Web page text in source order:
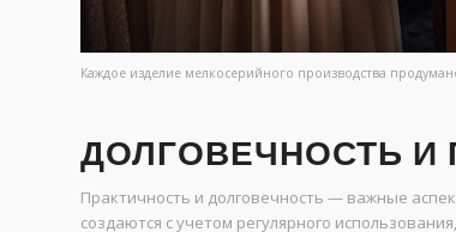
Каждое изделие мелкосерийного производства
ДОЛГОВЕЧНОСТЬ И
Практичность и долговечность — важные
создаются с учетом регулярного